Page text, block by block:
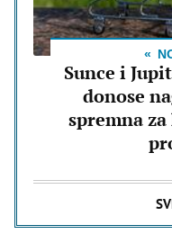
Sunce i
donose
spremna